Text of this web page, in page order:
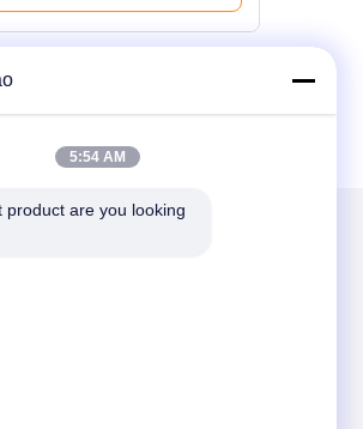
5:54 AM
product are you looking